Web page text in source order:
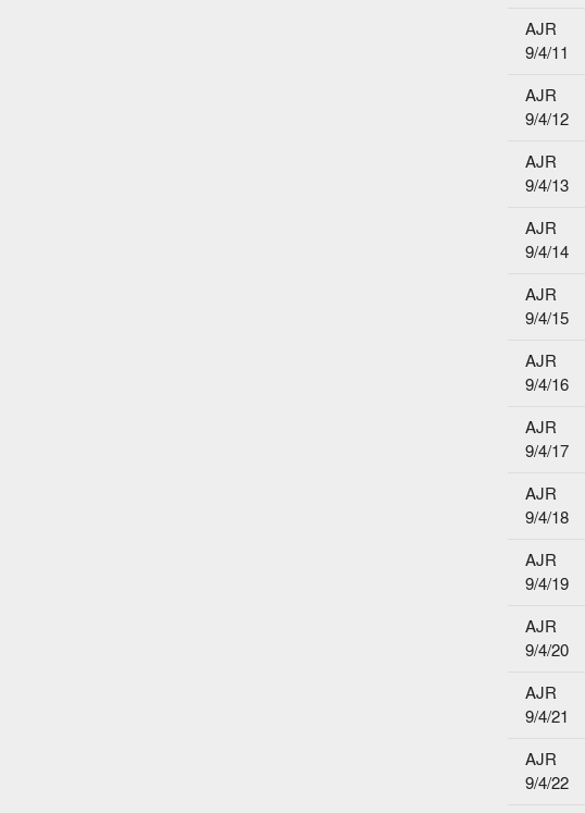
AJR
9/4/11
AJR
9/4/12
AJR
9/4/13
AJR
9/4/14
AJR
9/4/15
AJR
9/4/16
AJR
9/4/17
AJR
9/4/18
AJR
9/4/19
AJR
9/4/20
AJR
9/4/21
AJR
9/4/22